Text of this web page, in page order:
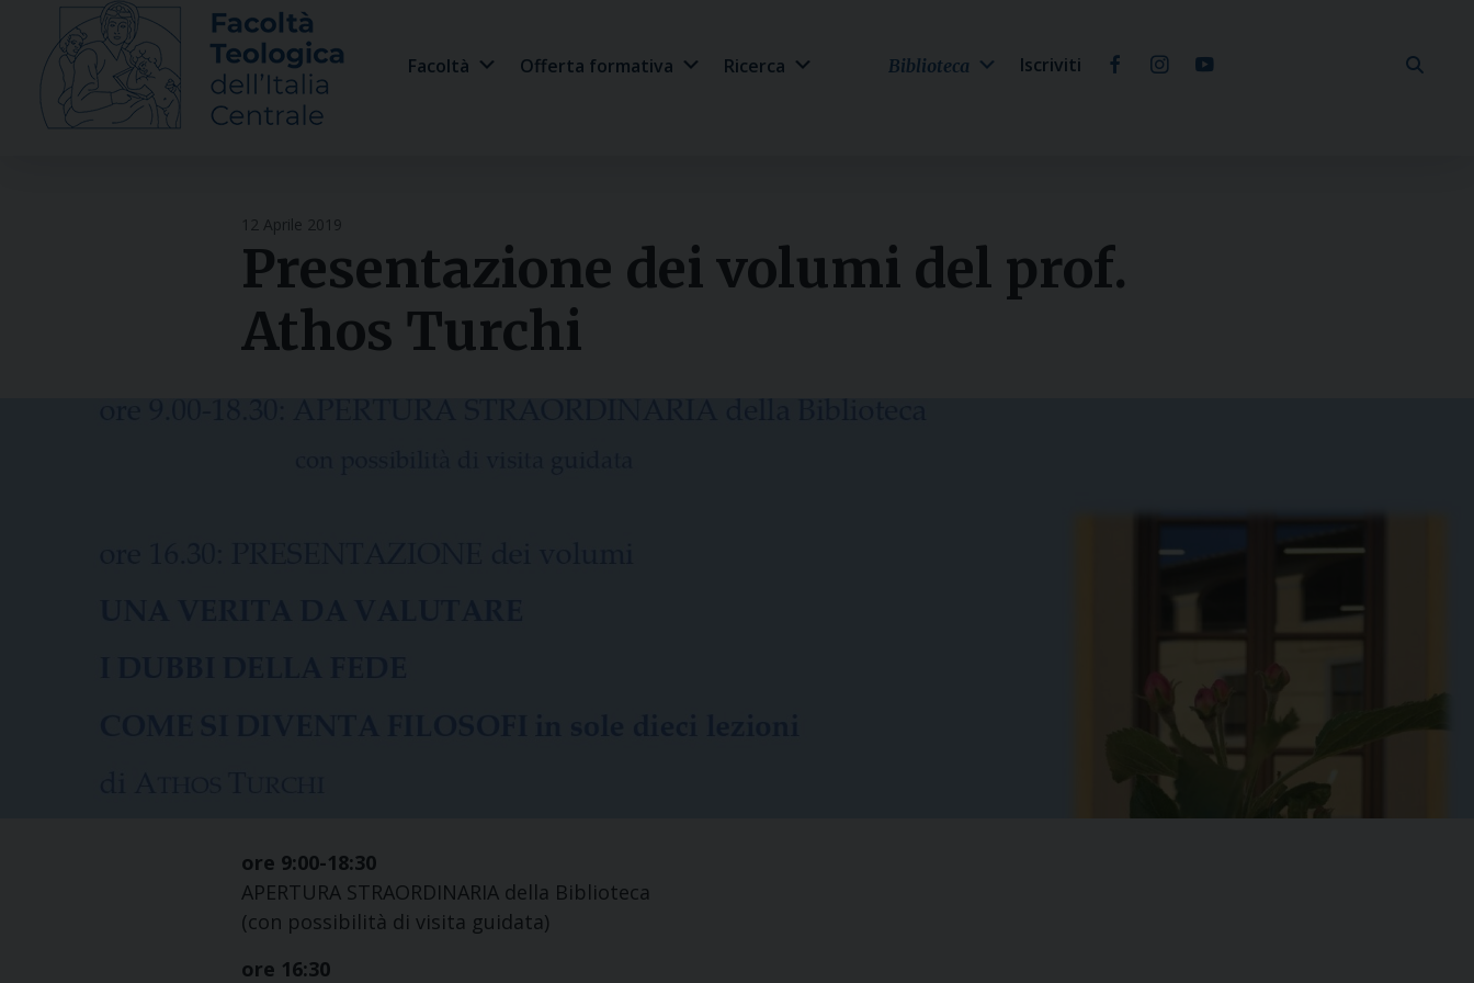
content
Facoltà Offerta formativa Ricerca Biblioteca Iscriviti
12 Aprile 2019
Presentazione dei volumi del prof.
Athos Turchi
ore 9:00-18:30
APERTURA STRAORDINARIA della Biblioteca
(con possibilità di visita guidata)
ore 16:30